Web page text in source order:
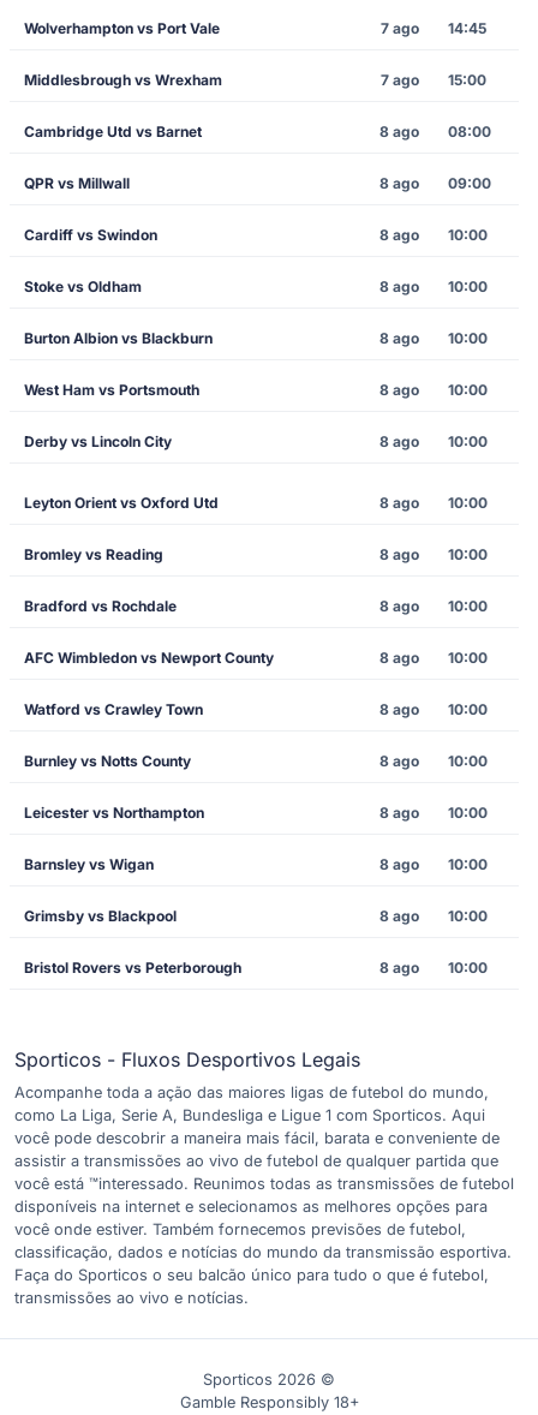
Wolverhampton vs Port Vale 7 ago 14:45
Middlesbrough vs Wrexham 7 ago 15:00
Cambridge Utd vs Barnet 8 ago 08:00
QPR vs Millwall 8 ago 09:00
Cardiff vs Swindon 8 ago 10:00
Stoke vs Oldham 8 ago 10:00
Burton Albion vs Blackburn 8 ago 10:00
West Ham vs Portsmouth 8 ago 10:00
Derby vs Lincoln City 8 ago 10:00
Leyton Orient vs Oxford Utd 8 ago 10:00
Bromley vs Reading 8 ago 10:00
Bradford vs Rochdale 8 ago 10:00
AFC Wimbledon vs Newport County 8 ago 10:00
Watford vs Crawley Town 8 ago 10:00
Burnley vs Notts County 8 ago 10:00
Leicester vs Northampton 8 ago 10:00
Barnsley vs Wigan 8 ago 10:00
Grimsby vs Blackpool 8 ago 10:00
Bristol Rovers vs Peterborough 8 ago 10:00
Sporticos - Fluxos Desportivos Legais
Acompanhe toda a ação das maiores ligas de futebol do mundo,
como La Liga, Serie A, Bundesliga e Ligue 1 com Sporticos. Aqui
você pode descobrir a maneira mais fácil, barata e conveniente de
assistir a transmissões ao vivo de futebol de qualquer partida que
você está ™interessado. Reunimos todas as transmissões de futebol
disponíveis na internet e selecionamos as melhores opções para
você onde estiver. Também fornecemos previsões de futebol,
classificação, dados e notícias do mundo da transmissão esportiva.
Faça do Sporticos o seu balcão único para tudo o que é futebol,
transmissões ao vivo e notícias.
Sporticos 2026 ©
Gamble Responsibly 18+